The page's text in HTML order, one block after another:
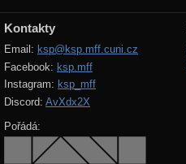
Kontakty
Email: ksp@ksp.mff.cuni.cz
Facebook: ksp.mff
Instagram: ksp_mff
Discord: AvXdx2X
Pořádá: